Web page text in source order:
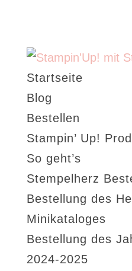
Startseite
Blog
Bestellen
Stampin’ Up!
So geht’s
Stempelherz
Bestellung des
Minikataloges
Bestellung des
2024-2025